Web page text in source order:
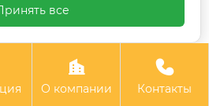
— 2.5-3 месяца. Монтаж и
поставщика занимают от 5
от сложности
Учитывайте, что к

О компании

Контакты
все